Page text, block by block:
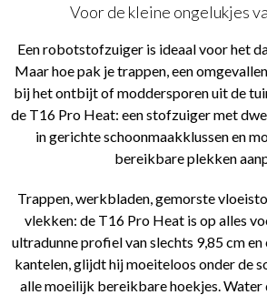
Voor de kleine ongelukjes
Een robotstofzuiger is ideaal voor het
Maar hoe pak je trappen, een
bij het ontbijt of moddersporen uit de
de T16 Pro Heat: een stofzuiger met
in gerichte schoonmaakklussen en
bereikbare plekken
Trappen, werkbladen, gemorste
vlekken: de T16 Pro Heat is op alles
ultradunne profiel van slechts 9,85 cm en
kantelen, glijdt hij moeiteloos onder de
alle moeilijk bereikbare hoekjes.